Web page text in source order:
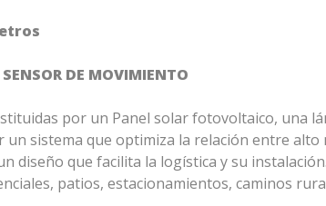
DE MOVIMIENTO
por un Panel solar fotovoltaico, una
sistema que optimiza la relación entre
diseño que facilita la logística y su instalación.
patios, estacionamientos, caminos